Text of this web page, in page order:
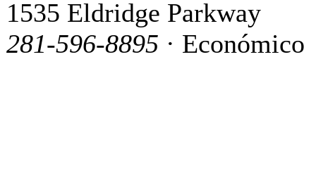
1535 Eldridge Parkway
281-596-8895 · Económico